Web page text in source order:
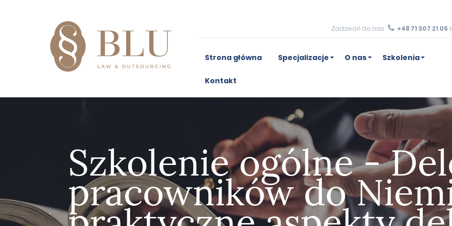
Zadzwoń do nas
+48 71 307 21 05
Strona główna Specjalizacje O nas Szkolenia
Kontakt
Szkolenie ogólne -
pracowników do